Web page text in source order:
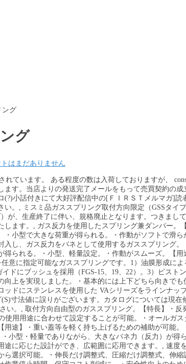
ング
グ
トはまだありません
トで滑らか。【用途】・建機・特装車両。, 取付方向自由型のガススプリング。【特長】・反発力49～147Nまで、幅広く設定。・ストロークも、50～100mmまで、使用用途に合わせて設定することが可能。・オールガスタイプに比べ、ピストンロッドが伸びる速度が遅く、快適なフィーリング。【用途】・重い蓋等を軽く持ち上げるための補助が可能。・鉄道車両のテーブル昇降等幅広い分野で使用可能。, ストローク長に対し、全長がコンパクトなガススプリング。【特長】・ストロークに対し、全長が短く設定出来、短いスペースに取付が可能。・反発力392～490Nまで、幅広く設定。・ストロークも、50～400mmまで、使用用途に合わせて設定することが可能。【用途】・重い蓋等を軽く持ち上げるための補助ができる製品。・ゲーム機の蓋開閉やATMのカバー開閉等幅広い分野で使用可能。, ストローク長に対し、全長がコンパクトなガススプリング。【特長】・ストロークに対し、全長が短く設定でき、短いスペースに取付が可能。・反発力588～785Nまで、幅広く設定。・ストロークも、50～400mmまで、使用用途に合わせて設定することが可能。【用途】・重い蓋等を軽く持ち上げるための補助が可能。・ミニバンのリヤゲート開閉等幅広い分野で使用可能。, 下開きの扉をゆっくりと開く、伸長方向に働くダンパーです。【特長】・使用温度：0℃～80℃。・ダンパーはロッドを下にして縦方向に取り付けてください。・ブラケット（別売品）：9222SJ、7592TM、6284UG。【用途】・下開きの扉に最適。, 最大長でロックし、窓や扉が不意に下がるのを防止する安全設計。【特長】・ロッドが最大長でロックし、ロッドが縮むのを防止します。・扉や窓が不意に下がるのを防止し作業者の安全を守ります。・装置に組み込めば、扉の開時にストッパーが不要になり、コンパクトでコストダウンができた装置になります。, 本体、ピストンロッドにステンレスを使用した VAシリーズ。耐食性、耐薬品性に優れ、幅広い用途に使用可能です。【特長】・ガス反力を指定範囲内で10Ｎ刻みの設定が可能です。1）油膜形成による摩耗低減を目的としたグリスチャンバーの採用。2）ガイドにブッシュを採用。3）ピストンロッド表面のガス軟窒化処理。以上の改善により耐久性の向上を実現しました。・基本的には上下どちら向きでも使用可能です（推奨はピストンロッド下向き）。, 取付方向自由型のガススプリング。【特長】・取付のブラケットが装着されており、母機に簡単に組付けることが可能。・反発力196～392Nまで、幅広く設定。・ストロークも、50～200mmまで、使用用途に合わせて設定することが可能。・オールガスタイプに比べ、ピストンロッドが伸びる速度が遅く、快適なフィーリング。【用途】・重い蓋等を軽く持ち上げるための補助が可能。・ホテル用エキストラベッド開閉等幅広い分野で使用可能。, シリンダー外径φ15、ピストンロッド径φ7、オールガスタイプのスタンダード品。【特長】・KYBガススプリングはコイルバネに比べバネ定数が低いため長い圧縮ストロークにわたってほぼ一定のバネ力が発生でき、扉類の開閉用として最適の特性を持っています。・またバネ作用と共に減衰作用を持ち扉類の開閉速度を確実にコントロールできます, 両端のブラケットを樹脂製ブッシュ付の短いものに変更した、コンパクトサイズのガススプリングです。. 日本語 var url = document.URL; firefly (ファイアフライ） マルイ ニュー銀ダンエアガン用 強化スプリング おばかばねほかホビー, エアガン・モデルガン, パーツが勢ぞろい。ランキング、レビューも充実。アマゾンなら最短当日配送。 ハンドガン用カスタムパーツ ミニ四駆 ベアリング (520ベアリング 交換ツール) ベアリングチェンジャー 【 ﾐﾆ四駆 の修理・交換・カスタム・グレー... GOOD TOWN ミニ四駆 ポータブルピット ボックス 用 仕切り板 アクリル 3段 保管 コレクション ブルー (オレンジ), UTST ミニ四駆 穴あけ加工ビット 手動ドリル 穴開け工具 プラモデル などに (スカイブルー). この商品を購入した、Amazonコミュニティーのメンバーである出品者、メーカー、またはカスタマーが質問にお答えします。, 有効な質問が入力されていることを確認してください。質問は編集することができます。または、そのまま投稿してください。, タミヤ 15330 ダンガン用 スプリングセット（タル型）（黒×4、銀×4）になります。, タミヤ ミニ四駆特別企画商品 MSカラーシャーシセット パープル・グリーン 95234, イーグル模型 ミニ四駆用BBS Eタイプ大径ホイール #MINI4-W004-LBL, mokedo-factory（モケドーファクトリー） M4WD アルミスペーサーセット 1.5mm/3mm/6mm/12mm 各8個 (ブルー), TAMIYA MSシャーシ用Aパーツ 黒 ミニ四駆カスタマーパーツ C_ZONEショップオリジナルステッカー付き, mokedo-factory（モケドーファクトリー）M4WD フローティングカウンターギヤーセット VS/S2/AR/SXX 3.5：1, タミヤ ミニ四駆特別企画商品 HG ローハイトタイヤ用アルミホイールII (リバーシブル2本) 95602, タミヤ ミニ四駆グレードアップパーツ No.518 GP.518 FRP リヤブレーキステーセット 15518, タミヤ ミニ四駆限定商品 HG カーボンマルチワイドリヤステー 1.5mm J-CUP 2020 95132, タミヤ ミニ四駆限定商品 HG カーボンリヤブレーキステー 1.5mm J-CUP 2020 95133, KiloNext ミニ四駆 ミニッツ ベアリング 620 zz 14個セット ボールベアリング パーツ, Chicca Cerchio (キッカチェルキオ) ベアリング ミニ四駆 74zz 740zz 10個セット, ▲ForWD▲ 互換品 HG カーボンマルチ補強プレート 1.5mm シルバー 5個セット TAMIYA純正品ではございません, ▲ForWD▲ 互換品 HG カーボンマルチ補強プレート ブラック 1.5mm 5個セット TAMIYA純正品ではございません, ▲ForWD▲ 互換品 カーボンマルチワイドステー 1.5mm ブラック 5個セット TAMIYA純正品ではございません。, Corona MS フレキ用 シャフトスリマー 軸残し加工ツール ミニ四駆 （レッド）. $(".jp").attr("href", url1); console.log(url1); 仕事でのディスプレイに使用していた、東京マルイ製ニュー銀ダンエアガンリアルフィニッシュのpolice pistol ss刻印はリアルではありませんがお座敷では… ニュー銀ダンエアガン用スプリングです。 パワーを若干上げる事が出来ます。 ※このスプリングを組み込んだニュー銀ダンは10歳以下の方はご利用になれませんのでご注意ください。 在庫状況： 在庫なし。完売いたしました; マルイ 銀ダン用強化スプリング おばかばね . var url2 = url1.replace('tomsracing-co-jp','tomsracing-co-jp/english'); ○新品状態を維持する為、発送前の商品チェック(ハンドガンのガス漏れチェックや光学機器の点灯チェック等)は行っておりません。商品チェックをご希望のお客様は、オーダーの際備考欄にその旨お書き添え下さい。 。クラウドに好きなだけ写真も保存可能。, Amazonはお客様のセキュリティとプライバシーの保護に全力で取り組んでいます。Amazonの支払いセキュリティシステムは、送信中にお客様の情報を暗号化します。お客様のクレジットカード情報を出品者と共有することはありません。また、お客様の情報を他者に販売することはありません。, このショッピング機能は、Enterキーを押すと商品を読み込み続けます。このカルーセルから移動するには、見出しのショートカットキーを使用して、次の見出しまたは前の見出しに移動してください。, MSシャーシのフレキ化の為に必要だったので購入しました^ ^物は非常に良かったのですが、この樽バネを使うとしたらユニットの穴拡張をよく推奨されてる5.5ミリではなく6ミリの方がいいかもしれません。, 商品詳細ページを閲覧すると、ここに履歴が表示されます。チェックした商品詳細ページに簡単に戻る事が出来ます。, © 1996-2020, Amazon.com, Inc. or its affiliates. 〒577-0012 大阪府東大阪市長田東5-1-3, TEL 03-5817-4627（11:00〜21:00） ○パーツの適合・不適合、商品やカスタムアップについての質問はお気軽に 0120-969-946 まで!! スナイパーライフル もし、在庫切れ等あった場合、当店よりメールにて、在庫の有無及び納期などをお知らせいたします。 タミヤ 15330 ダンガン用 スプリングセット（タル型）（黒×4、銀×4）の通販ならアマゾン。ミニ四駆・スロットカー本体パーツの人気ランキング、レビューも充実。最短当日配送！ English $(".en").attr("href", url2); 一般的なローダウンスプリングは、伸縮の際にバネにかかる力の向き"ばね反力線"が頻繁に移動しダンパーの動きの抵抗となり、ダンパーのスムーズな動きを阻害し、乗り心地の悪化に繋がりますが、「コンフォートローダンス